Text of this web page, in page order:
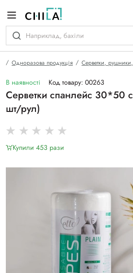
Одноразова продукція Серветки,
В наявності Код товару: 00263
Серветки спанлейс 30*50
шт/рул)
Купили 453 рази
гамі